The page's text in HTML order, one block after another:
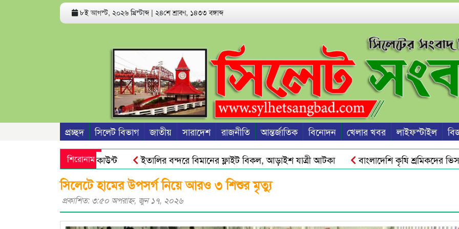
৮ই আগস্ট, ২০২৬ খ্রিস্টাব্দ | ২৪শে শ্রাবণ, ১৪৩৩ বঙ্গাব্দ
প্রচ্ছদ সিলেট বিভাগ জাতীয় সারাদেশ রাজনীতি আন্তর্জাতিক বিনোদন খেলার খবর লাইফস্টাইল
শিরোনাম
ফোন ও ব্যাংক অ্যাকাউন্ট ইতালির বন্দরে বিমানের ফ্লাইট বিকল, আড়াইশ যাত্রী আটকা বাংলাদেশি কৃষি শ্রমিকদের ভিসা
জনগণ আর ভয় পায়না : এড. জুবায়ের
তেল, গ্যাস, বিদ্যুৎ সঙ্কট ও দ্রব্যমূল্যের ঊর্ধ্বগতি রোধে সিলেটে ১১ দলীয় ঐক্যের স্মারকলিপি
সিলেটে হামের উপসর্গ নিয়ে আরও ৩ শিশুর মৃত্যু
প্রকাশিত: ৩:৫০ অপরাহ্ণ, জুন ১৭, ২০২৬